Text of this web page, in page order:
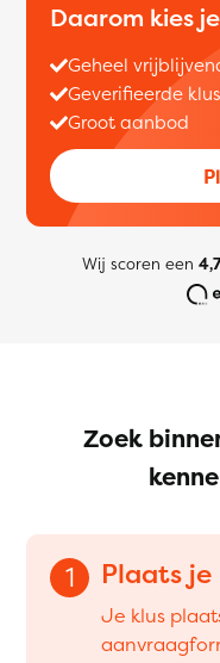
Daarom kies
Geheel
Geverifieerde
Groot aanbod
Wij scoren een
Zoek
1 Plaats je
Je klus